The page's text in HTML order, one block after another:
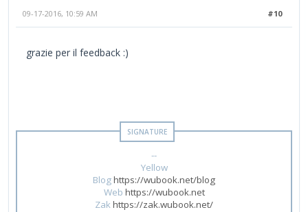
#10
09-17-2016, 10:59 AM
grazie per il feedback :)
--
Yellow
Bloghttps://wubook.net/blog
Web https://wubook.net
Zakhttps://zak.wubook.net/